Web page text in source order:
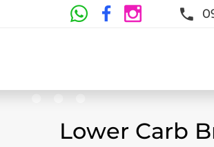
Lower Carb